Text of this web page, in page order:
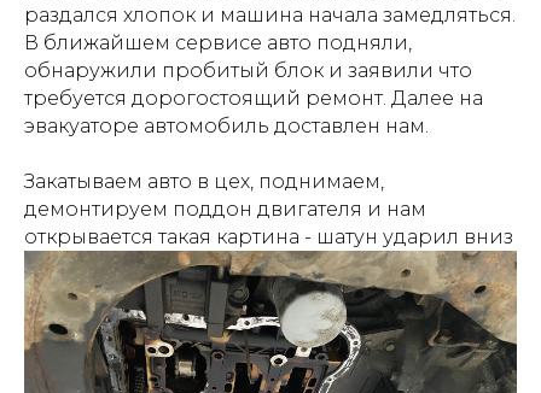
раздался хлопок и машина начала замедляться.
В ближайшем сервисе авто подняли,
обнаружили пробитый блок и заявили что
требуется дорогостоящий ремонт. Далее на
эвакуаторе автомобиль доставлен нам.
Закатываем авто в цех, поднимаем,
демонтируем поддон двигателя и нам
открывается такая картина - шатун ударил вниз